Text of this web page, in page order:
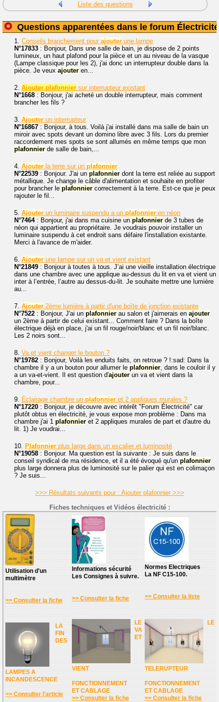
Liste des questions
Questions apparentées dans le forum Électricité
1. Conseils branchement pour ajouter une lampe
N°17833 : Bonjour, Dans une salle de bain, je dispose de 2 points
lumineux, un haut plafond pour la pièce et un au niveau de la vasque
(Lampe classique pour les 2), j'ai donc un interrupteur double dans la
pièce. Je veux ajouter en...
2. Ajouter plafonnier sur interrupteur existant
N°1668 : Bonjour, j'ai acheté un double interrupteur, mais comment
brancher les fils ?
3. Ajouter un interrupteur
N°16867 : Bonjour, à tous. Voilà j'ai installé dans ma salle de bain un
miroir avec spots devant un domino libre avec 3 fils. Lors du premier
raccordement mes spots se sont allumés en même temps que mon
plafonnier de salle de bain,...
4. Ajouter la terre sur un plafonnier
N°22539 : Bonjour. J'ai un plafonnier dont la terre est reliée au support
métallique. Je change le câble d'alimentation et souhaite en profiter
pour brancher le plafonnier correctement à la terre. Est-ce que je peux
rajouter le fil...
5. Ajouter un luminaire suspendu a un plafonnier en néon
N°7464: Bonjour, j'ai dans ma cuisine un plafonnier de 3 tubes de
néon qui appartient au propriétaire. Je voudrais pouvoir installer un
luminaire suspendu à cet endroit sans défaire l'installation existante.
Merci à l'avance de m'aider.
6. Ajouter une lampe sur un va et vient existant
N°21849 : Bonjour à toutes à tous. J’ai une vieille installation électrique
dans une chambre avec une applique au-dessus du lit en va et vient un
inter à l’entrée, l’autre au dessus-du-lit. Je souhaite mettre une lumière
au...
7. Ajouter 2ème lumière à partir d'une boîte de jonction existante
N°7522 : Bonjour, J'ai un plafonnier au salon et j'aimerais en ajouter
un 2ème à partir de celui existant... Comment faire ? Dans la boîte
électrique déjà en place, j'ai un fil rouge/noir/blanc et un fil noir/blanc.
Les 2 noirs sont...
8. Va et vient changer le bouton ?
N°19782 : Bonjour, Voilà les enduits faits, on retroue ? !:sad: Dans la
chambre il y a un bouton pour allumer le plafonnier, dans le couloir il y
a un va-et-vient. Il est question d'ajouter un va et vient dans la
chambre, pour...
9. Éclairage chambre un plafonnier et 2 appliques murales ?
N°17220 : Bonjour, je découvre avec intérêt "Forum Électricité" car
plutôt obtus en électricité, je vous expose mon problème : Dans ma
chambre j'ai 1 plafonnier et 2 appliques murales de part et d'autre du
lit. 1) Je voudrai...
10. Plafonnier plus large dans un escalier et luminosité
N°19058 : Bonjour. Ma question est la suivante : Je suis dans le
conseil syndical de ma résidence, et il a été évoqué qu'un plafonnier
plus large donnera plus de luminosité sur le palier qui est en colimaçon
? Je suis...
>>> Résultats suivants pour : Ajouter plafonnier >>>
Fiches techniques et Vidéos électricité :
Utilisation d'un
multimètre
>> Consulter la fiche
Informations sécurité
Les Consignes à suivre.
>> Consulter la fiche
Normes Electriques
La NF C15-100.
>> Consulter la liste
LA
FIN
DES
LAMPES A
INCANDESCENCE
>> Consulter l'article
LE
VA
ET
VIENT
FONCTIONNEMENT
ET CABLAGE
>> Consulter la fiche
LE
TELERUPTEUR
FONCTIONNEMENT
ET CABLAGE
>> Consulter la fiche